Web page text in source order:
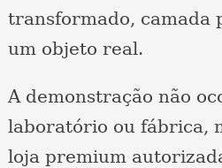
transformado, camada
um objeto real.
A demonstração não
laboratório ou fábrica,
loja premium